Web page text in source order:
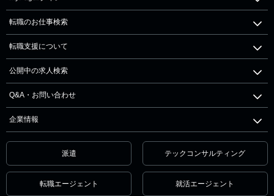
転職のお仕事検索
転職支援について
公開中の求人検索
Q&A・お問い合わせ
企業情報
派遣 テックコンサルティング
転職エージェント 就活エージェント